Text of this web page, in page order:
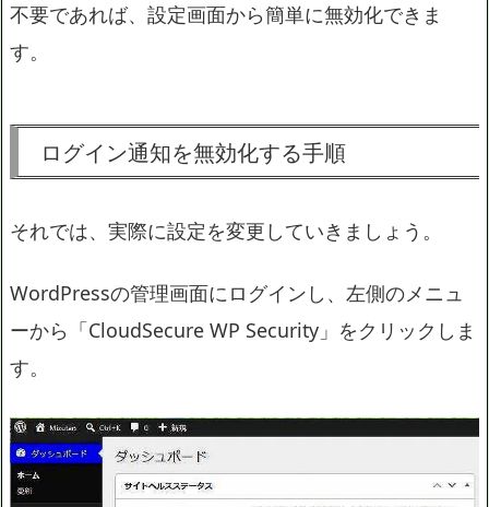
不要であれば、設定画面から簡単に無効化できま
す。
ログイン通知を無効化する手順
それでは、実際に設定を変更していきましょう。
WordPressの管理画面にログインし、左側のメニュ
ーから「CloudSecure WP Security」をクリックしま
す。